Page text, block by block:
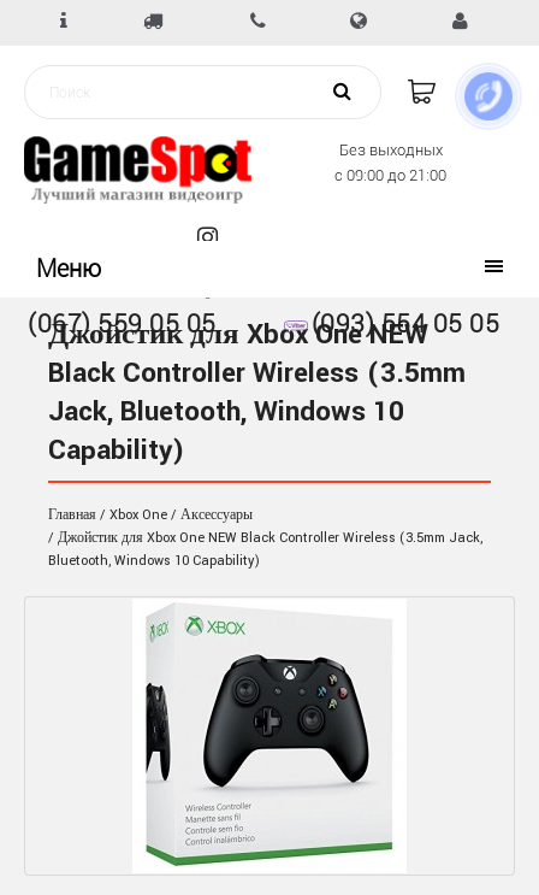
Без выходных
с 09:00 до 21:00
(067) 559 05 05 (093) 554 05 05
Меню
Джойстик для Xbox One NEW
Black Controller Wireless (3.5mm
Jack, Bluetooth, Windows 10
Capability)
Главная Xbox One
Аксессуары
Джойстик для Xbox One NEW Black Controller Wireless (3.5mm Jack,
Bluetooth, Windows 10 Capability)